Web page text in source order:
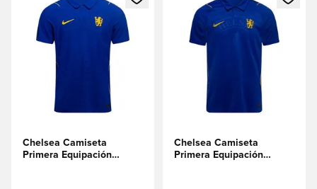
Chelsea Camiseta
Primera Equipación
Chelsea Camiseta
Primera Equipación